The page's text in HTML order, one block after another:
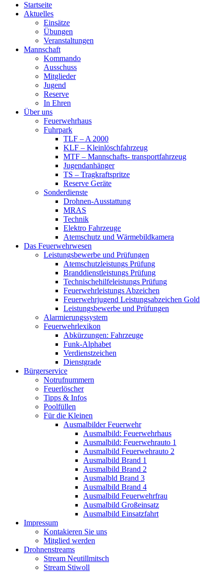
Startseite
Aktuelles
Einsätze
Übungen
Veranstaltungen
Mannschaft
Kommando
Ausschuss
Mitglieder
Jugend
Reserve
In Ehren
Über uns
Feuerwehrhaus
Fuhrpark
TLF – A 2000
KLF – Kleinlöschfahrzeug
MTF – Mannschafts- transportfahrzeug
Jugendanhänger
TS – Tragkraftspritze
Reserve Geräte
Sonderdienste
Drohnen-Ausstattung
MRAS
Technik
Elektro Fahrzeuge
Atemschutz und Wärmebildkamera
Das Feuerwehrwesen
Leistungsbewerbe und Prüfungen
Atemschutzleistungs Prüfung
Branddienstleistungs Prüfung
Technischehilfeleistungs Prüfung
Feuerwehrleistungs Abzeichen
Feuerwehrjugend Leistungsabzeichen Gold
Leistungsbewerbe und Prüfungen
Alarmierungssystem
Feuerwehrlexikon
Abkürzungen: Fahrzeuge
Funk-Alphabet
Verdienstzeichen
Dienstgrade
Bürgerservice
Notrufnummern
Feuerlöscher
Tipps & Infos
Poolfüllen
Für die Kleinen
Ausmalbilder Feuerwehr
Ausmalbild: Feuerwehrhaus
Ausmalbild: Feuerwehrauto 1
Ausmalbild Feuerwehrauto 2
Ausmalbild Brand 1
Ausmalbild Brand 2
Ausmalbld Brand 3
Ausmalbild Brand 4
Ausmalbild Feuerwehrfrau
Ausmalbild Großeinsatz
Ausmalbild Einsatzfahrt
Impressum
Kontakieren Sie uns
Mitglied werden
Drohnenstreams
Stream Neutillmitsch
Stream Stiwoll